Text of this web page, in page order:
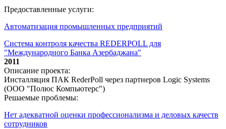
Предоставленные услуги:
Автоматизация промышленных предприятий
Система контроля качества REDERPOLL для
"Международного Банка Азербаджана"
2011
Описание проекта:
Инсталляция ПАК RederPoll через партнеров Logic Systems
(ООО "Полюс Компьютерс")
Решаемые проблемы:
Нет адекватной оценки профессионализма и деловых качеств
сотрудников